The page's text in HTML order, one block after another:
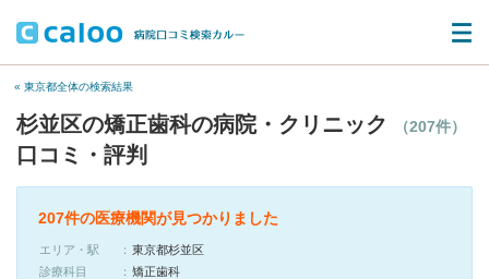
« 東京都全体の検索結果
杉並区の矯正歯科の病院・クリニック （207件）
口コミ・評判
207件の医療機関が見つかりました
エリア・駅
東京都杉並区
診療科目
矯正歯科